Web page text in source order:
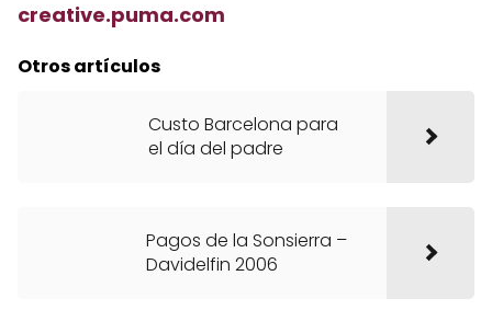
creative.puma.com
Otros artículos
Custo Barcelona para
el día del padre
Pagos de la Sonsierra –
Davidelfin 2006